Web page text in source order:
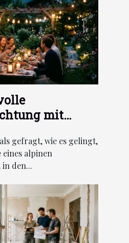
mit
gefragt, wie es gelingt,
alpinen
den...